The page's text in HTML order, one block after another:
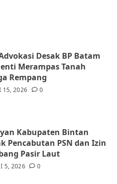
Desak BP Batam
Merampas Tanah
Rempang
15, 2026 0
Kabupaten Bintan
Pencabutan PSN dan Izin
Pasir Laut
5, 2026 0
Rempang Ajukan
Warga
17, 2026 0
15, 2026 0